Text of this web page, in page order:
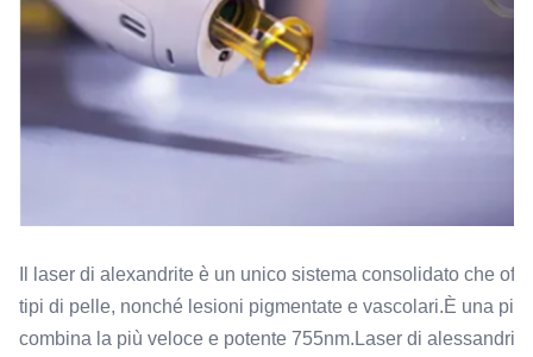
Name:
Macchina di depilazione laser a diodo
Il laser di alexandrite è un unico sistema consolidato che
tipi di pelle, nonché lesioni pigmentate e vascolari.È una
combina la più veloce e potente 755nm.Laser di